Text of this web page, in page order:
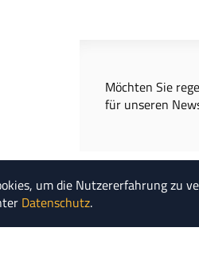
Möchten Sie
für unseren
um die Nutzererfahrung zu
Datenschutz.